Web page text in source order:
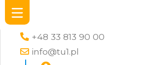
+48 33 813 90 00
info@tu1.pl